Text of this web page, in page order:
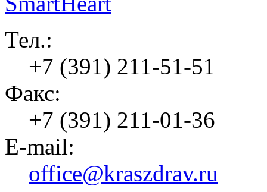
Тел.:
+7 (391) 211-51-51
Факс:
+7 (391) 211-01-36
E-mail:
office@kraszdrav.ru